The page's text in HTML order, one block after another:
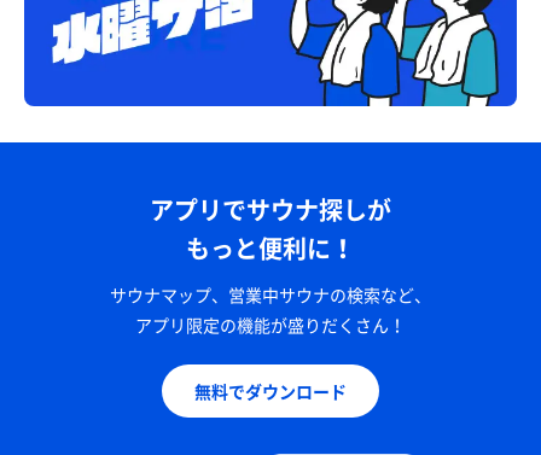
アプリでサウナ探しが
もっと便利に！
サウナマップ、営業中サウナの検索など、
アプリ限定の機能が盛りだくさん！
無料でダウンロード